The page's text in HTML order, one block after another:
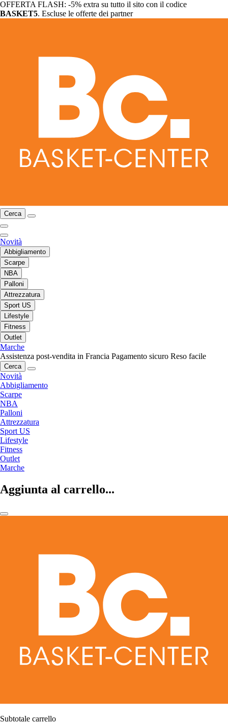
OFFERTA FLASH: -5% extra su tutto il sito con il codice
BASKET5. Escluse le offerte dei partner
Cerca
Novità
Abbigliamento
Scarpe
NBA
Palloni
Attrezzatura
Sport US
Lifestyle
Fitness
Outlet
Marche
Assistenza post-vendita in Francia Pagamento sicuro Reso facile
Cerca
Novità
Abbigliamento
Scarpe
NBA
Palloni
Attrezzatura
Sport US
Lifestyle
Fitness
Outlet
Marche
Aggiunta al carrello...
Subtotale carrello